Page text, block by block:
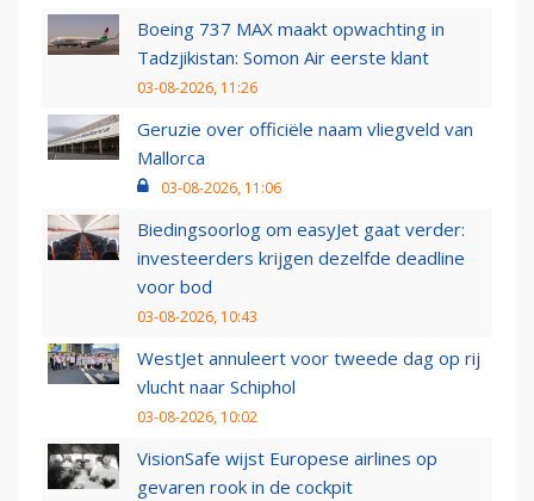
Boeing 737 MAX maakt opwachting in
Tadzjikistan: Somon Air eerste klant
03-08-2026, 11:26
Geruzie over officiële naam vliegveld van
Mallorca
03-08-2026, 11:06
Biedingsoorlog om easyJet gaat verder:
investeerders krijgen dezelfde deadline
voor bod
03-08-2026, 10:43
WestJet annuleert voor tweede dag op rij
vlucht naar Schiphol
03-08-2026, 10:02
VisionSafe wijst Europese airlines op
gevaren rook in de cockpit